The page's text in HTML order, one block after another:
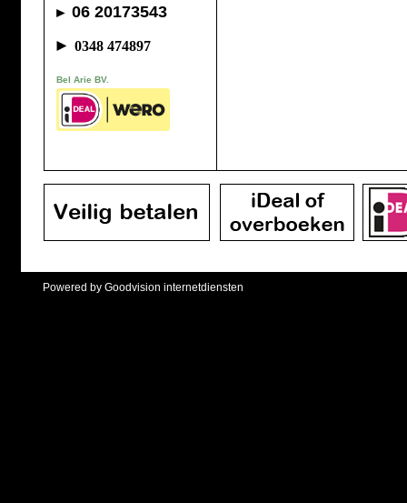
► 06 20173543
► 0348 474897
Bel Arie BV.
Powered by Goodvision internetdiensten